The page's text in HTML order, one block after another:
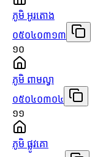
ភូមិ អូរតោង
០៥០៤០៣១៣
១០
ភូមិ ពាមល្វា
០៥០៤០៣០៤
១១
ភូមិ ផ្លូវគោ